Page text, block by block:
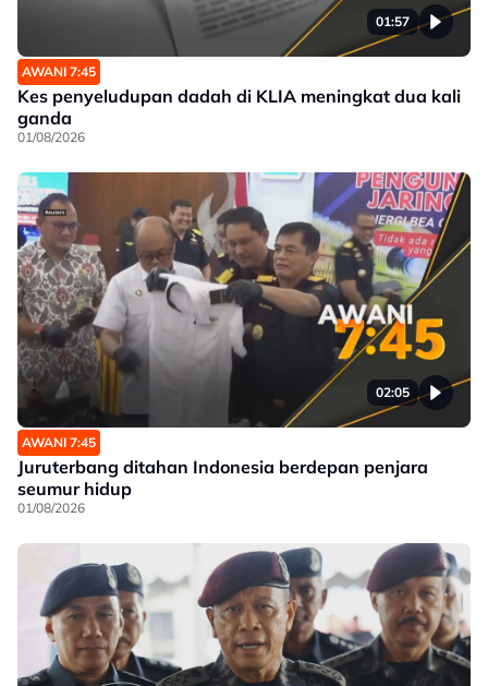
01:57
AWANI 7:45
Kes penyeludupan dadah di KLIA meningkat dua kali
ganda
01/08/2026
02:05
AWANI 7:45
Juruterbang ditahan Indonesia berdepan penjara
seumur hidup
01/08/2026